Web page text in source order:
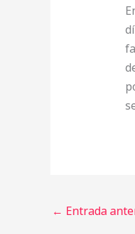
← Entrada